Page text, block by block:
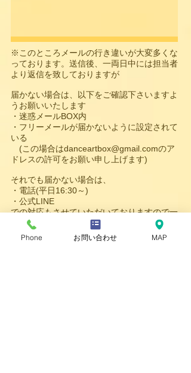
※このところメールの行き違いが大変多くな
っております。送信後、一両日中には担当者
より返信を致しておりますが
届かない場合は、以下をご確認下さいますよ
うお願いいたします
・迷惑メールBOX内
・フリーメールが届かないように設定されて
いる
(この場合はdanceartbox@gmail.comのア
ドレスの許可をお願い申し上げます)
それでも届かない場合は、
・ 電話(平日16:30～)
・公式LINE
での対応もさせていただいておりますので一
度お問い合わせ下さいませ。
(休日のお問い合わせは、返信に少々お時間
Phone お問い合わせ MAP